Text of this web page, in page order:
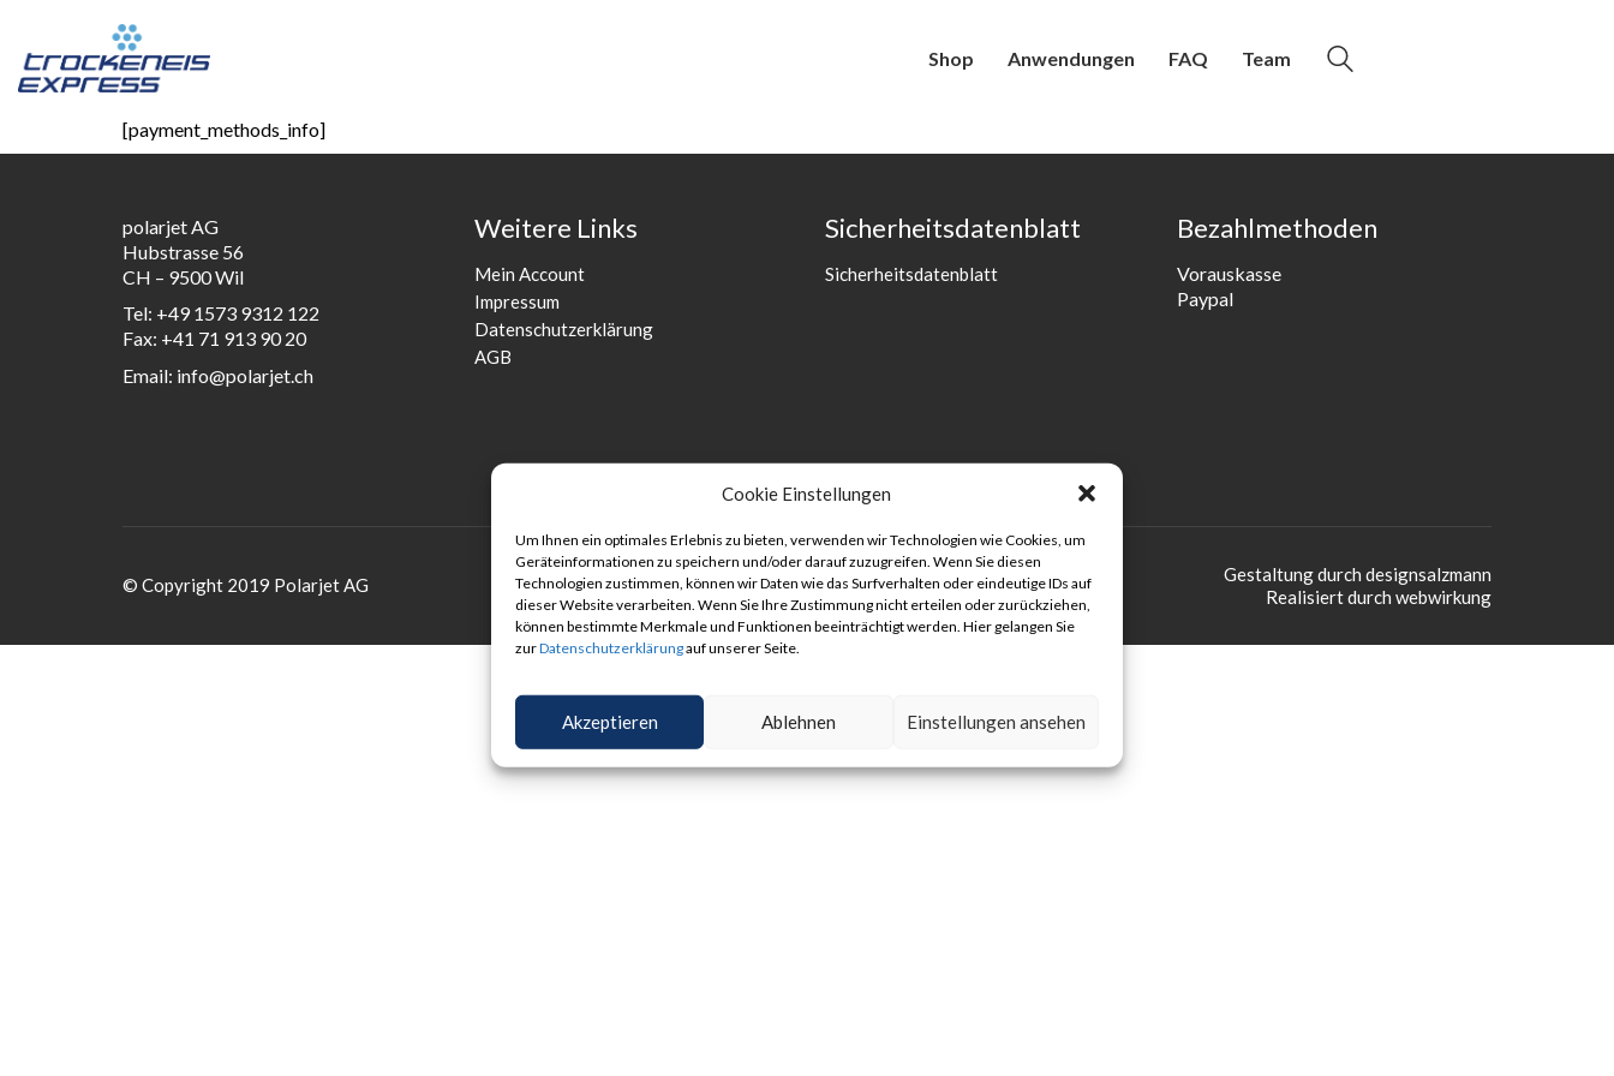
Cookie Einstellungen
Um Ihnen ein optimales Erlebnis zu bieten, verwenden wir Technologien wie Cookies, um
Geräteinformationen zu speichern und/oder darauf zuzugreifen. Wenn Sie diesen
Technologien zustimmen, können wir Daten wie das Surfverhalten oder eindeutige IDs auf
dieser Website verarbeiten. Wenn Sie Ihre Zustimmung nicht erteilen oder zurückziehen,
können bestimmte Merkmale und Funktionen beeinträchtigt werden. Hier gelangen Sie
zurDatenschutzerklärungauf unserer Seite.
Akzeptieren Ablehnen Einstellungen ansehen
Shop Anwendungen FAQ Team
[payment_methods_info]
polarjet AG
Hubstrasse 56
CH – 9500 Wil
Tel: +49 1573 9312 122
Fax: +41 71 913 90 20
Email: info@polarjet.ch
Weitere Links
Mein Account
Impressum
Datenschutzerklärung
AGB
Sicherheitsdatenblatt
Sicherheitsdatenblatt
Bezahlmethoden
Vorauskasse
Paypal
Gestaltung durch designsalzmann
Realisiert durch webwirkung
© Copyright 2019 Polarjet AG